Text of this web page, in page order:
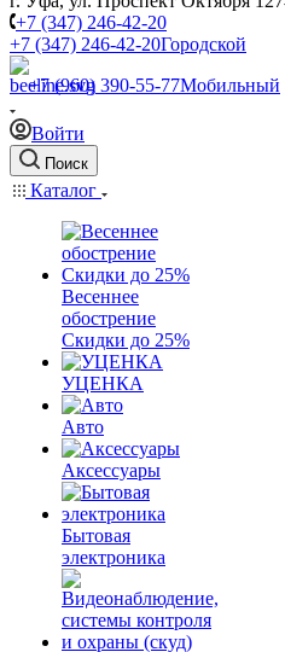
+7 (347) 246-42-20
+7 (347) 246-42-20Городской
+7 (960) 390-55-77Мобильный
Войти
Поиск
Каталог
Весеннее
обострение
Скидки до 25%
УЦЕНКА
Авто
Аксессуары
Бытовая
электроника